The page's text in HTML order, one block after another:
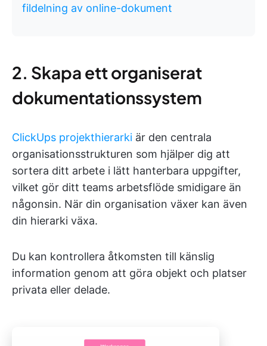
fildelning av online-dokument
2. Skapa ett organiserat
dokumentationssystem
ClickUps projekthierarki är den centrala
organisationsstrukturen som hjälper dig att
sortera ditt arbete i lätt hanterbara uppgifter,
vilket gör ditt teams arbetsflöde smidigare än
någonsin. När din organisation växer kan även
din hierarki växa.
Du kan kontrollera åtkomsten till känslig
information genom att göra objekt och platser
privata eller delade.